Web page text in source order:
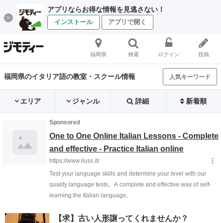
アプリならお得な情報を見逃さない！
インストール アプリで開く
福岡県 検索 ログイン 投稿
福岡県のイタリア語の教室・スクール情報 人気キーワード
エリア ジャンル 詳細 新着順
【求】古い人形譲ってくれませんか？